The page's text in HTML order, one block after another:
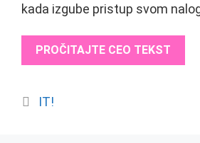
kada izgube pristup svom
PROČITAJTE CEO TEKST
Categories
IT!